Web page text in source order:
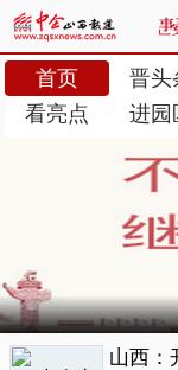
首页 晋头
看亮点
进园
山西：